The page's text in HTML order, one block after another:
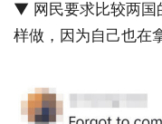
▼ 网民要求比较两国
样做，因为自己也在